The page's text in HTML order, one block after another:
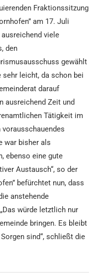
Fraktionssitzung
am 17. Juli
viele
den
gewählt
leicht, da schon bei
darauf
ausreichend Zeit und
Tätigkeit im
war bisher als
ebenso eine gute
Austausch“, so der
befürchtet nun, dass
anstehende
würde letztlich nur
bringen. Es bleibt
sind“, schließt die